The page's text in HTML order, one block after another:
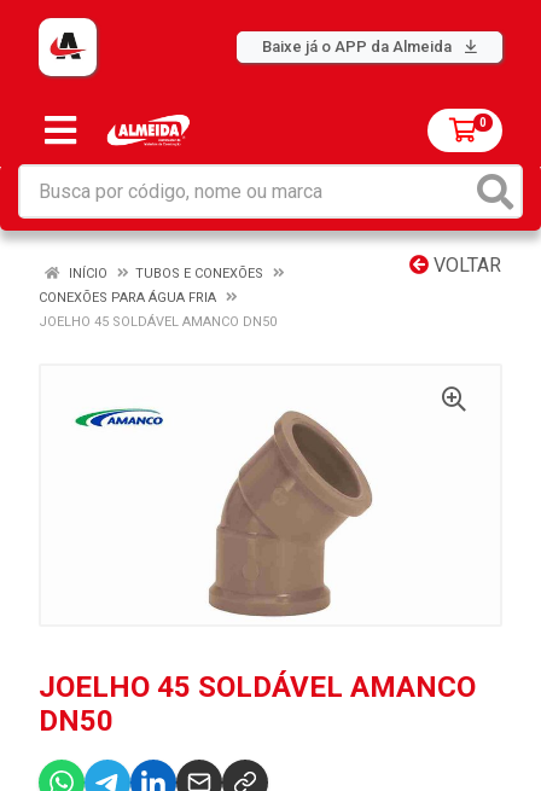
Baixe já o APP da Almeida
0
VOLTAR
INÍCIO
TUBOS E CONEXÕES
CONEXÕES PARA ÁGUA FRIA
JOELHO 45 SOLDÁVEL AMANCO DN50
JOELHO 45 SOLDÁVEL AMANCO
DN50